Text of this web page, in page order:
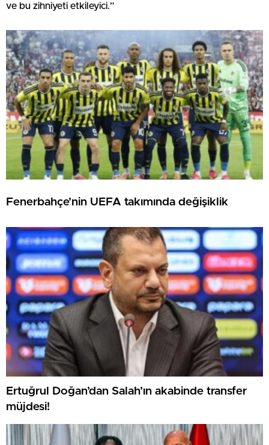
ve bu zihniyeti etkileyici.”
Fenerbahçe’nin UEFA takımında değişiklik
Ertuğrul Doğan’dan Salah’ın akabinde transfer
müjdesi!